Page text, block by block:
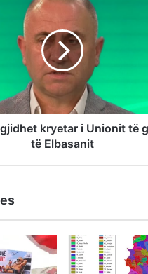
kryetar i Unionit të
të Elbasanit